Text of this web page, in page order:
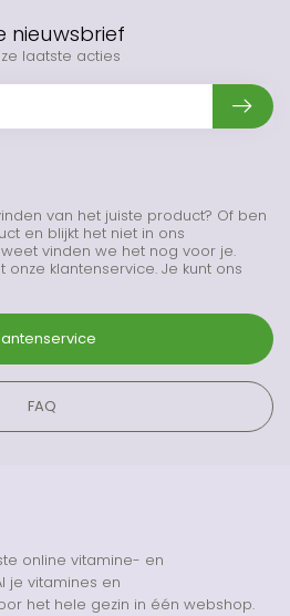
van het juiste product? Of ben
en blijkt het niet in ons
vinden we het nog voor je.
klantenservice. Je kunt ons
FAQ
nieuwsbrief
laatste acties
online vitamine- en
je vitamines en
het hele gezin in één webshop.